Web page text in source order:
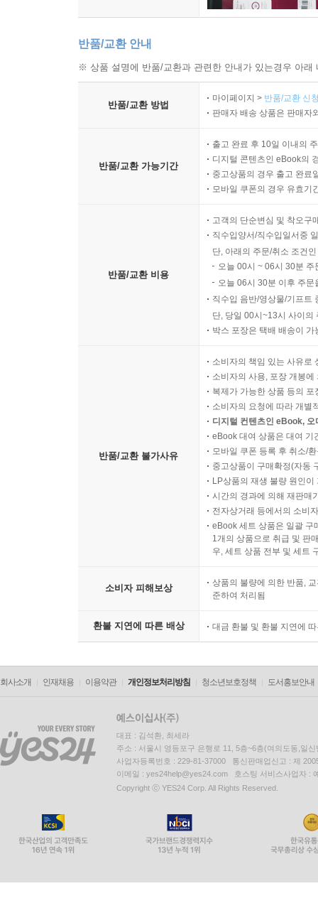
반품/교환 안내
※ 상품 설명에 반품/교환과 관련한 안내가 있는경우 아
반품/교환 방법
마이페이지 > 반품/교환 신
판매자 배송 상품은 판매자
반품/교환 가능기간
출고 완료 후 10일 이내의
디지털 콘텐츠인 eBook의
중고상품의 경우 출고 완료
모바일 쿠폰의 경우 유효기
반품/교환 비용
고객의 단순변심 및 착오구
직수입양서/직수입일서중
단, 아래의 주문/취소 조건
오늘 00시 ~ 06시 30분
오늘 06시 30분 이후 주
직수입 음반/영상물/기프트
단, 당일 00시~13시 사이의
박스 포장은 택배 배송이
반품/교환 불가사유
소비자의 책임 있는 사유로
소비자의 사용, 포장 개봉
복제가 가능한 상품 등의
소비자의 요청에 따라 개별
디지털 컨텐츠인 eBook,
eBook 대여 상품은 대여 기
모바일 쿠폰 등록 후 취소/
중고상품이 구매확정(자동
LP상품의 재생 불량 원인
시간의 경과에 의해 재판매
전자상거래 등에서의 소비
eBook 세트 상품은 일괄 구
1개의 상품으로 취급 및 판
우, 세트 상품 전부 및 세트
소비자 피해보상
상품의 불량에 의한 반품,
준하여 처리됨
환불 지연에 따른 배상 대금 환불 및 환불 지연에
회사소개 인재채용 이용약관 개인정보처리방침 청소년보호정책 도서홍보안내
대표 : 김석환, 최세라
주소 : 서울시 영등포구 은행로 11, 5층~6층(여의도동,일신
사업자등록번호 : 229-81-37000 통신판매업신고 : 제
이메일 : yes24help@yes24.com 호스팅 서비스사업자 :
Copyright ⓒ YES24 Corp. All Rights Reserved.